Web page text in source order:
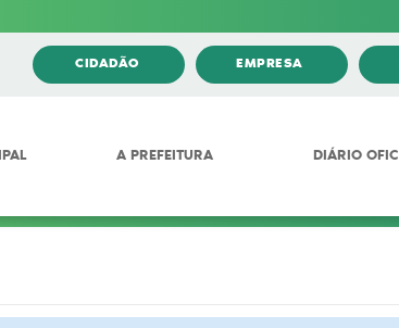
CIDADÃO EMPRESA
A PREFEITURA DIÁRIO